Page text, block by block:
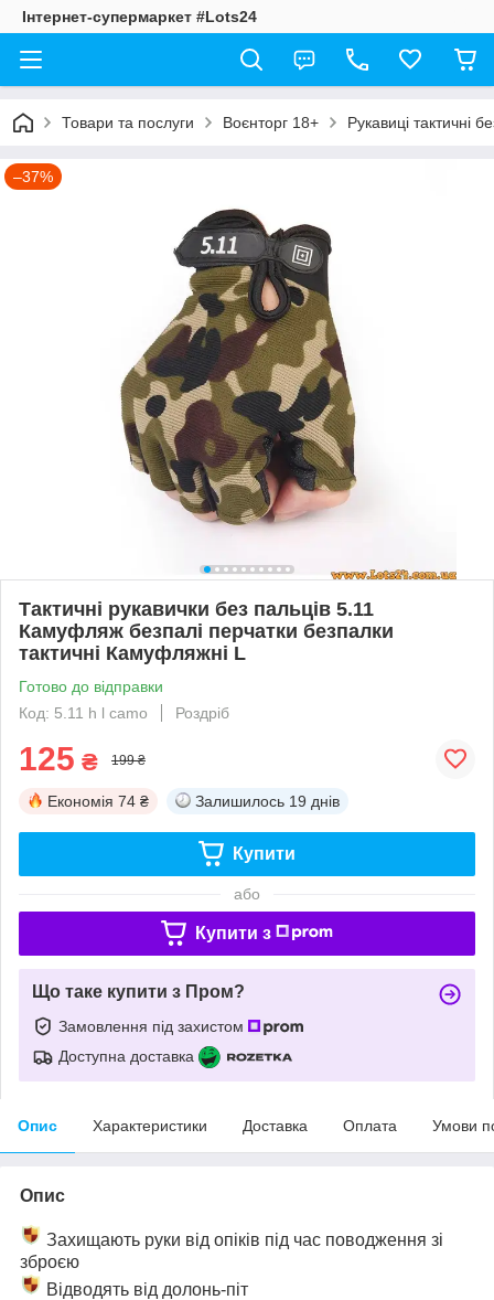
Інтернет-супермаркет #Lots24
Товари та послуги Воєнторг 18+ Рукавиці тактичні
–37%
Тактичні рукавички без пальців 5.11
Камуфляж безпалі перчатки безпалки
тактичні Камуфляжні L
Готово до відправки
Код: 5.11 h l camo
Роздріб
125 ₴ 199 ₴
Економія 74 ₴ Залишилось 19 днів
Купити
або
Купити з
Що таке купити з Пром?
Замовлення під захистом
Доступна доставка
Опис Характеристики Доставка Оплата Умови
Опис
Захищають руки від опіків під час поводження зі
зброєю
Відводять від долонь-піт